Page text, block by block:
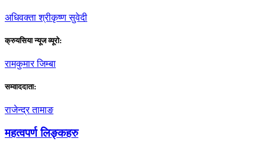
अधिवक्ता श्रीकृष्ण सुवेदी
क्रुयसिया न्यूज व्यूराे:
रामकुमार जिम्बा
सम्वाददाता:
राजेन्द्र तामाङ
महत्वपर्ण लिङ्कहरु